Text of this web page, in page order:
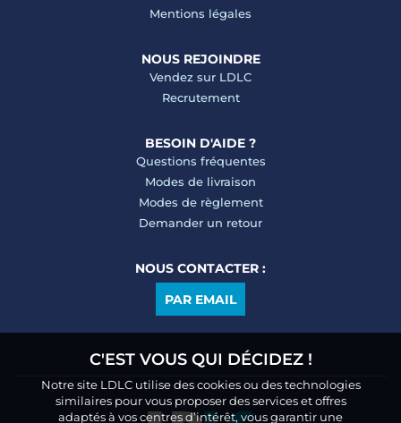
C'EST VOUS QUI DÉCIDEZ !
Notre site LDLC utilise des cookies ou des technologies
similaires pour vous proposer des services et offres
adaptés à vos centres d’intérêt, vous garantir une
Mentions légales
NOUS REJOINDRE
Vendez sur LDLC
Recrutement
BESOIN D'AIDE ?
Questions fréquentes
Modes de livraison
Modes de règlement
Demander un retour
NOUS CONTACTER :
PAR EMAIL